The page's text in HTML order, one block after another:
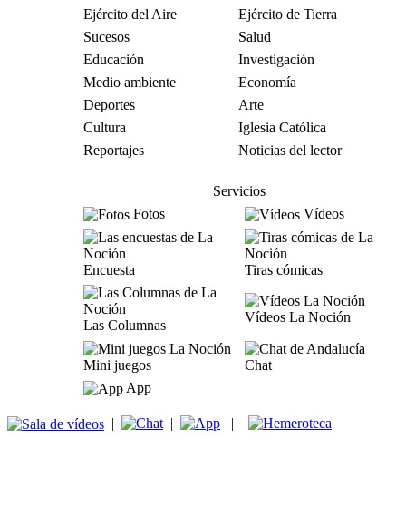
Ejército del Aire
Ejército de Tierra
Sucesos
Salud
Educación
Investigación
Medio ambiente
Economía
Deportes
Arte
Cultura
Iglesia Católica
Reportajes
Noticias del lector
Servicios
Fotos
Vídeos
Encuesta Tiras cómicas
Las Columnas
Vídeos La Noción
Mini juegos
Chat
App
| | |